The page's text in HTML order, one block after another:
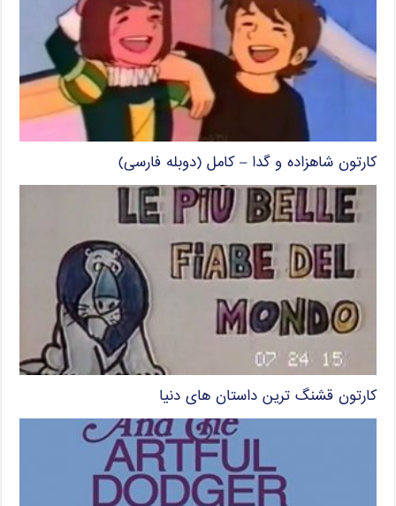
کارتون شاهزاده و گدا – کامل (دوبله فارسی)
کارتون قشنگ ترین داستان های دنیا